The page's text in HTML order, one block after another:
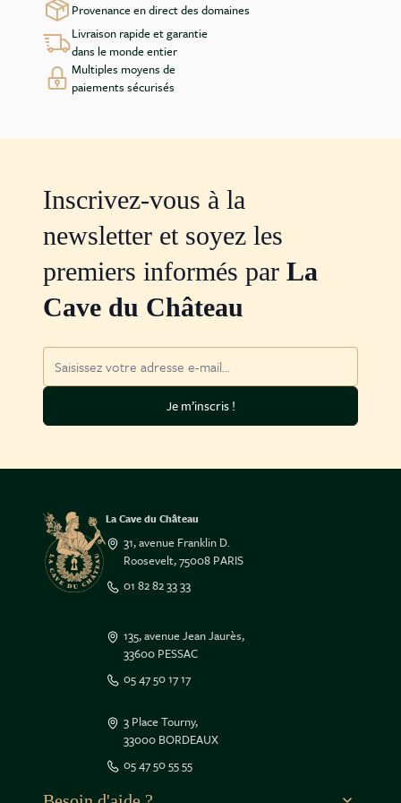
Provenance en direct des domaines
Livraison rapide et garantie
dans le monde entier
Multiples moyens de
paiements sécurisés
Inscrivez-vous à la
newsletter et soyez les
premiers informés par La
Cave du Château
Je m’inscris !
La Cave du Château
31, avenue Franklin D.
Roosevelt, 75008 PARIS
01 82 82 33 33
135, avenue Jean Jaurès,
33600 PESSAC
05 47 50 17 17
3 Place Tourny,
33000 BORDEAUX
05 47 50 55 55